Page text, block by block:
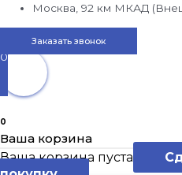
Москва, 92 км МКАД
Заказать звонок
0
0
Ваша корзина
Ваша корзина пуста